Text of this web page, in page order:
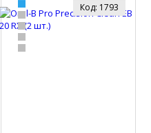
Код: 1793